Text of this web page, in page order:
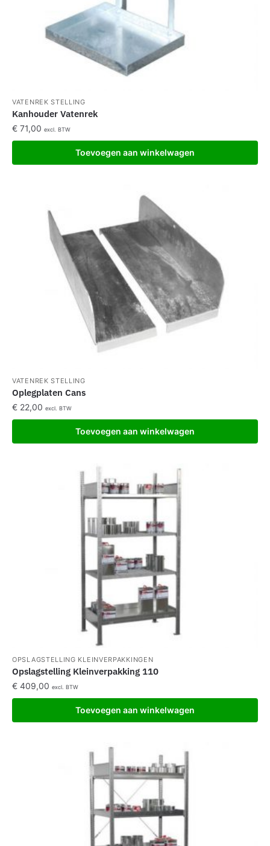
VATENREK STELLING
Kanhouder Vatenrek
€ 71,00 excl. BTW
Toevoegen aan winkelwagen
VATENREK STELLING
Oplegplaten Cans
€ 22,00 excl. BTW
Toevoegen aan winkelwagen
OPSLAGSTELLING KLEINVERPAKKINGEN
Opslagstelling Kleinverpakking 110
€ 409,00 excl. BTW
Toevoegen aan winkelwagen